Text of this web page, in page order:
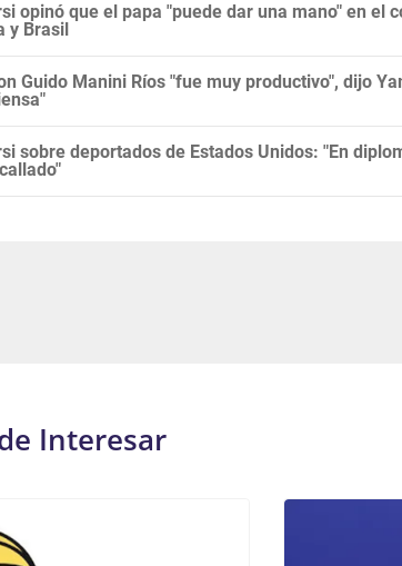
opinó que el papa "puede dar una mano" en el
y Brasil
Guido Manini Ríos "fue muy productivo", dijo
sobre deportados de Estados Unidos: "En
Interesar